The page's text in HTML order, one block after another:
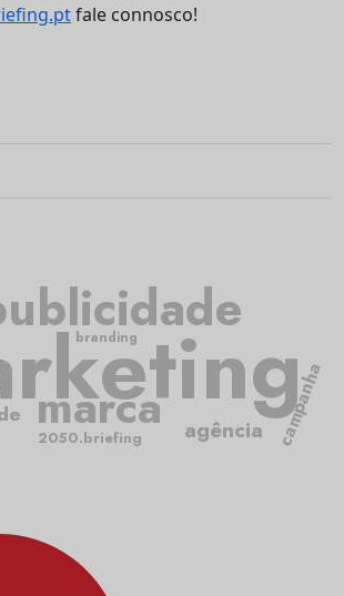
fale connosco!
marca campanha
agência
2050.briefing
branding